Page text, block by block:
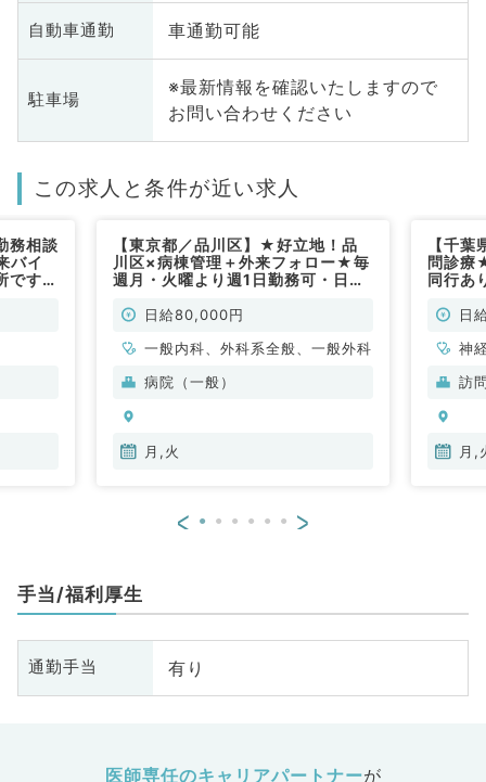
自動車通勤 車通勤可能
駐車場
※最新情報を確認いたしますので
お問い合わせください
この求人と条件が近い求人
務相談
バイ
です
【東京都／品川区】★好立地！品
川区×病棟管理＋外来フォロー★毎
週月・火曜より週1日勤務可・日給
目不問（内科系・外科系／非常勤）
日給80,000円
一般内科、外科系全般、一般外科
病院（一般）
月,火
【千
問診療
同行あ
／非常
日
神
科
訪
月,
< >
手当/福利厚生
通勤手当 有り
医師専任のキャリアパートナーが